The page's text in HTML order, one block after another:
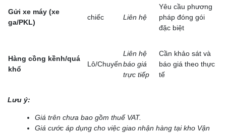
Gửi xe máy (xe
ga/PKL)
chiếc Liên hệ
Yêu cầu phương
pháp đóng gói
đặc biệt
Hàng cồng kềnh/quá
khổ
Lô/Chuyến
Liên hệ
báo giá
trực tiếp
Cần khảo sát và
báo giá theo thực
tế
Lưu ý:
Giá trên chưa bao gồm thuế VAT.
Giá cước áp dụng cho việc giao nhận hàng tại kho Vận